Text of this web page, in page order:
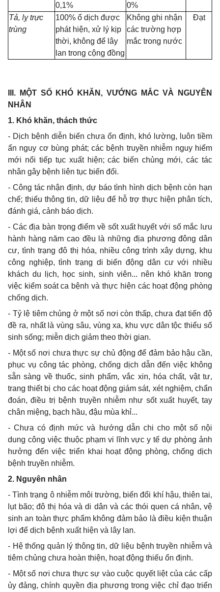
0,1%
0%
Tả, lỵ trực
trùng
100% ổ dịch được
phát hiện, xửlý kịp
thời, không để lây
lan trong cộng đồng
Không ghi nhận
các trường hợp
mắc trong nước
Đạt
III. MỘT SỐKHÓ KHĂN, VƯỚNG MẮC VÀ NGUYÊN
NHÂN
1. Khó khăn, thách thức
- Dịch bệnh diễn biến chưa ổn định, khó lường, luôn tiềm
ẩn nguy cơ bùng phát; các bệnh truyền nhiễm nguy hiểm
mới nổi tiếp tục xuất hiện; các biến chủng mới, các tác
nhân gây bệnh liên tục biến đổi.
- Công tác nhận định, dự báo tình hình dịch bệnh còn hạn
chế; thiếu thông tin, dữ liệu để hỗ trợ thực hiện phân tích,
đánh giá, cảnh báo dịch.
- Các địa bàn trọng điểm về sốt xuất huyết với số mắc lưu
hành hàng năm cao đều là những địa phương đông dân
cư, tình trạng đô thị hóa, nhiều công trình xây dựng, khu
công nghiệp, tình trạng di biến động dân cư với nhiều
khách du lịch, học sinh, sinh viên... nên khó khăn trong
việc kiểm soát ca bệnh và thực hiện các hoạt động phòng
chống dịch.
- Tỷlệ tiêm chủng ở một số nơi còn thấp, chưa đạt tiến độ
đề ra, nhất là vùng sâu, vùng xa, khu vực dân tộc thiểu số
sinh sống; miễn dịch giảm theo thời gian.
- Một số nơi chưa thực sự chủ động để đảm bảo hậu cần,
phục vụ công tác phòng, chống dịch dẫn đến việc không
sẵn sàng về thuốc, sinh phẩm, vắc xin, hóa chất, vật tư,
trang thiết bị cho các hoạt động giám sát, xét nghiệm, chẩn
đoán, điều trị bệnh truyền nhiễm như sốt xuất huyết, tay
chân miệng, bạch hầu, đậu mùa khỉ...
-Chưa có định mức và hướng dẫn chi cho một số nội
dung công việc thuộc phạm vi lĩnh vực y tế dự phòng ảnh
hưởng đến việc triển khai hoạt động phòng, chống dịch
bệnh truyền nhiễm.
2. Nguyên nhân
-Tình trạng ô nhiễm môi trường, biến đổi khí hậu, thiên tai,
lụt bão;đô thị hóa và di dân và các thói quen cá nhân, vệ
sinh an toàn thực phẩm không đảm bảo là điều kiện thuận
lợi để dịch bệnh xuất hiện và lây lan.
- Hệ thống quản lý thông tin, dữliệu bệnh truyền nhiễm và
tiêm chủng chưa hoàn thiện, hoạtđộng thiếu ổn định.
- Một số nơi chưa thực sự vào cuộc quyết liệt của các cấp
ủy đảng, chính quyền địa phương trong việc chỉ đạo triển